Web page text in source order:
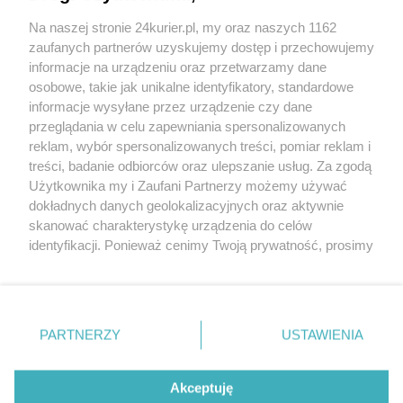
Śledztwo jeszcze potrwa
Znaleziono zwłoki marynarza
POGODA
12℃
Zobacz prognozę na 3 dni
Copyright © 2022 Kurier Szczeciński sp. z o.o.
Wszelkie prawa zastrzeżone
Nota wydawnicza
Nota prawna
Na naszej stronie 24kurier.pl, my oraz naszych 1162
zaufanych partnerów uzyskujemy dostęp i przechowujemy
informacje na urządzeniu oraz przetwarzamy dane
osobowe, takie jak unikalne identyfikatory, standardowe
informacje wysyłane przez urządzenie czy dane
przeglądania w celu zapewniania spersonalizowanych
reklam, wybór spersonalizowanych treści, pomiar reklam i
treści, badanie odbiorców oraz ulepszanie usług. Za zgodą
Użytkownika my i Zaufani Partnerzy możemy używać
dokładnych danych geolokalizacyjnych oraz aktywnie
skanować charakterystykę urządzenia do celów
identyfikacji. Ponieważ cenimy Twoją prywatność, prosimy
prywatności znajdujący się w lewym dolnym rogu strony
. Niektóre rodzaje przetwarzania danych nie wymagają
takiemu przetwarzaniu. Preferencje będą miały
PARTNERZY USTAWIENIA
Akceptuję